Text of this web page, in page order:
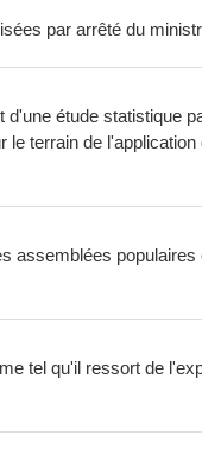
par arrêté du
étude statistique
terrain de
assemblées
tel qu'il ressort de